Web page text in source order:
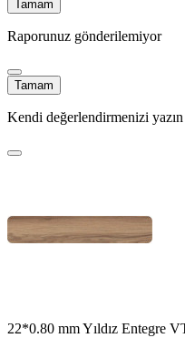
Tamam
Raporunuz gönderilemiyor
Tamam
Kendi değerlendirmenizi yazın
22*0.80 mm Yıldız Entegre